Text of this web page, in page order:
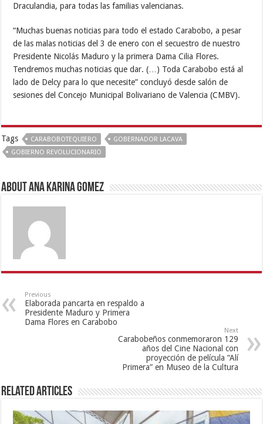
Draculandia, para todas las familias valencianas.
“Muchas buenas noticias para todo el estado Carabobo, a pesar
de las malas noticias del 3 de enero con el secuestro de nuestro
Presidente Nicolás Maduro y la primera Dama Cilia Flores.
Tendremos muchas noticias que dar. (…) Toda Carabobo está al
lado de Delcy para lo que necesite” concluyó desde salón de
sesiones del Concejo Municipal Bolivariano de Valencia (CMBV).
Tags CARABOBOTEQUIERO
GOBERNADOR LACAVA
GOBIERNO REVOLUCIONARIO
About Ana Karina Gomez
Previous
Elaborada pancarta en respaldo a
Presidente Maduro y Primera
Dama Flores en Carabobo
Next
Carabobeños conmemoraron 129
años del Cine Nacional con
proyección de película “Alí
Primera” en Museo de la Cultura
Related Articles